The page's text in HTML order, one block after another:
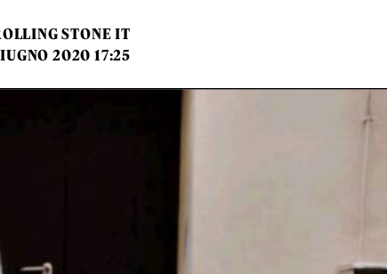
STONE IT
2020 17:25